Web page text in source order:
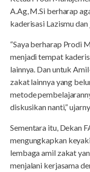
A.Ag, M.Si berharap
kaderisasi Lazismu
“Saya berharap Prodi
menjadi tempat
lainnya. Dan untuk
zakat lainnya yang
metode
diskusikan nanti,”
Sementara itu, Dekan
mengungkapkan
lembaga amil zakat
menjalani kerjasama